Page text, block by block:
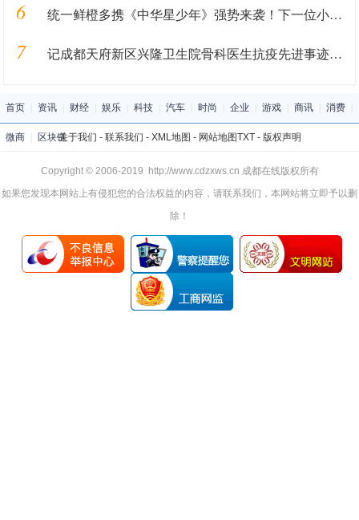
6 统一鲜橙多携《中华星少年》强势来袭！下一位小明星就是你！
7 记成都天府新区兴隆卫生院骨科医生抗疫先进事迹—刘浩
首页 资讯 财经 娱乐 科技 汽车 时尚 企业 游戏 商讯 消费
微商 区块链关于我们 - 联系我们 - XML地图 - 网站地图TXT- 版权声明
Copyright © 2006-2019 http://www.cdzxws.cn 成都在线版权所有
如果您发现本网站上有侵犯您的合法权益的内容，请联系我们，本网站将立即予以删
除！